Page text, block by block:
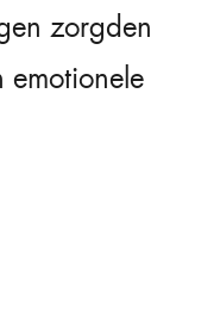
zorgden
emotionele